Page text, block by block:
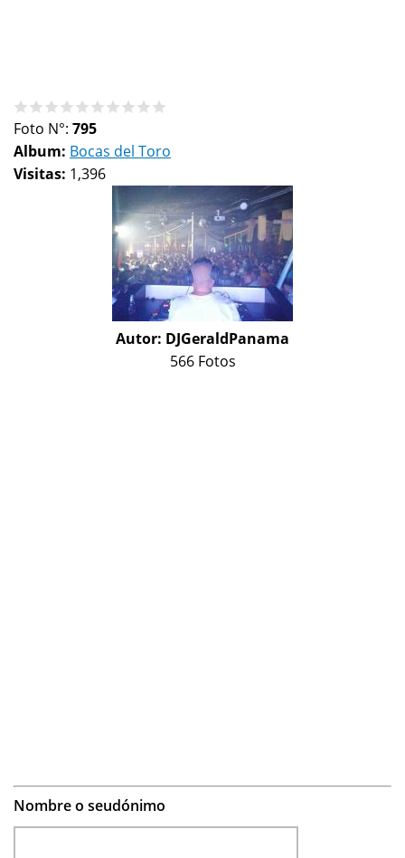
Foto N°: 795
Album: Bocas del Toro
Visitas: 1,396
Autor: DJGeraldPanama
566 Fotos
Nombre o seudónimo